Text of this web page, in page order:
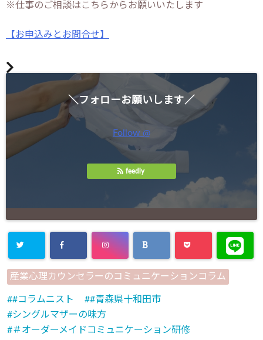
※仕事のご相談はこちらからお願いいたします
【お申込みとお問合せ】
＼フォローお願いします／
Follow @
feedly
産業心理カウンセラーのコミュニケーションコラム
#コラムニスト
#青森県十和田市
シングルマザーの味方
＃オーダーメイドコミュニケーション研修